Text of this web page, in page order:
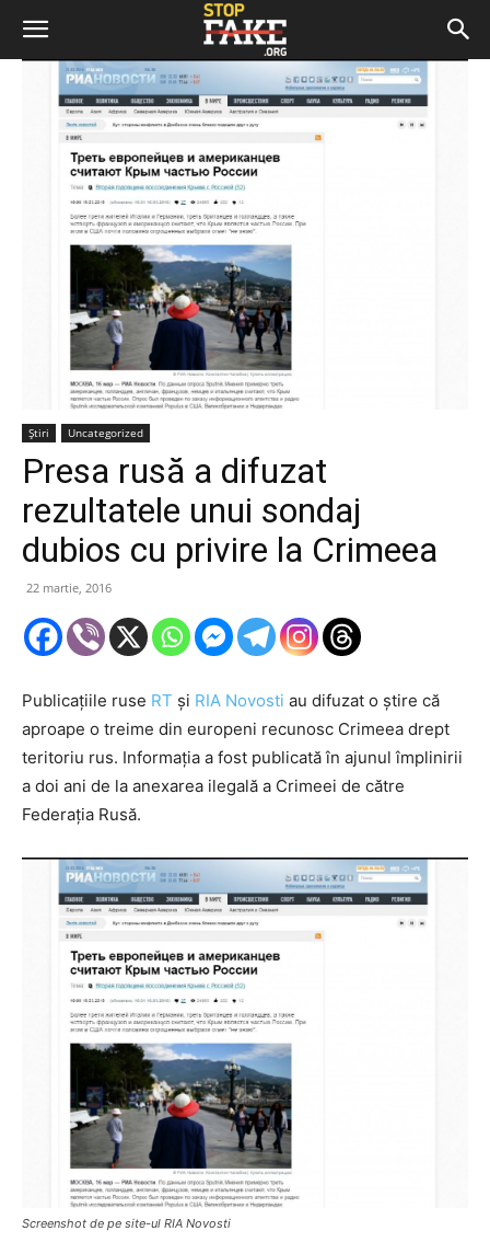
Știri Uncategorized
Presa rusă a difuzat
rezultatele unui sondaj
dubios cu privire la Crimeea
22 martie, 2016
Publicațiile ruse RT și RIA Novosti au difuzat o știre că
aproape o treime din europeni recunosc Crimeea drept
teritoriu rus. Informația a fost publicată în ajunul împlinirii
a doi ani de la anexarea ilegală a Crimeei de către
Federația Rusă.
Screenshot de pe site-ul RIA Novosti